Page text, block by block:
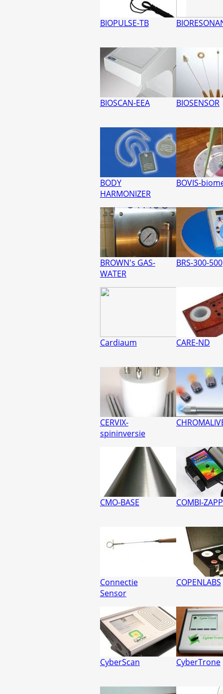
BIOPULSE-TB
BIOSCAN-EEA BIOSENSOR
BODY
HARMONIZER
BOVIS-
BROWN's GAS-
WATER
BRS-300-500
Cardiaum CARE-ND
CERVIX-
spininversie
CMO-BASE COMBI-
Connectie
Sensor
COPENLABS
CyberScan CyberTrone